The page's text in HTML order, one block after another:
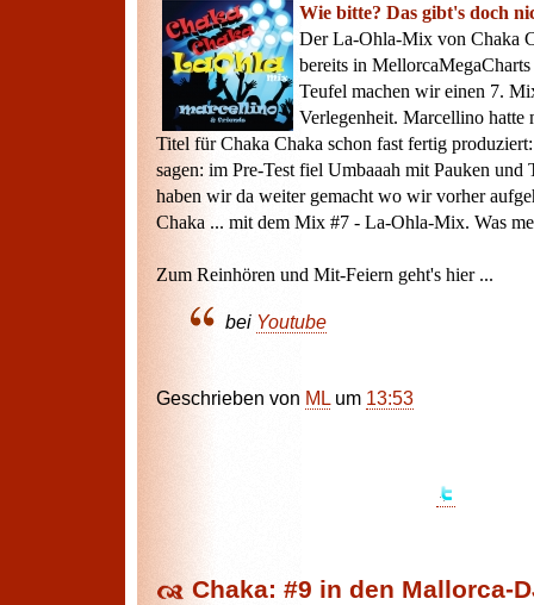
Wie bitte? Das gibt's doch
Der La-Ohla-Mix von Chaka
bereits in
Teufel machen wir einen 7.
Verlegenheit. Marcellino hatte
Titel für Chaka Chaka schon fast fertig
sagen: im Pre-Test fiel Umbaaah mit Pauken und
haben wir da weiter gemacht wo wir vorher
Chaka ... mit dem Mix #7 - La-Ohla-Mix. Was
Zum Reinhören und Mit-Feiern geht's hier ...
bei Youtube
Geschrieben von ML um 13:53
Chaka: #9 in den Mallorca-